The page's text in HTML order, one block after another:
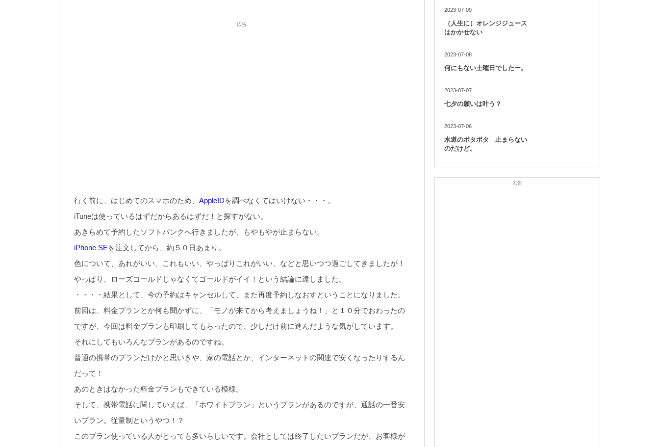
広告
行く前に、はじめてのスマホのため、 AppleIDを調べなくてはいけない・・・。
iTuneは使っているはずだからあるはずだ！と探すがない。
あきらめて予約したソフトバンクへ行きましたが、もやもやが止まらない。
iPhone SEを注文してから、約５０日あまり。
色について、あれがいい、これもいい、やっぱりこれがいい、などと思いつつ過ごしてきましたが！
やっぱり、ローズゴールドじゃなくてゴールドがイイ！という結論に達しました。
・・・・結果として、今の予約はキャンセルして、また再度予約しなおすということになりました。
前回は、料金プランとか何も聞かずに、「モノが来てから考えましょうね！」と１０分でおわったの
ですが、今回は料金プランも印刷してもらったので、少しだけ前に進んだような気がしています。
それにしてもいろんなプランがあるのですね。
普通の携帯のプランだけかと思いきや、家の電話とか、インターネットの関連で安くなったりするん
だって！
あのときはなかった料金プランもできている模様。
そして、携帯電話に関していえば、「ホワイトプラン」というプランがあるのですが、通話の一番安
いプラン。従量制というやつ！？
このプラン使っている人がとっても多いらしいです。会社としては終了したいプランだが、お客様が
2023-07-09
（人生に）オレンジジュース
はかかせない
2023-07-08
何にもない土曜日でしたー。
2023-07-07
七夕の願いは叶う？
2023-07-06
水道のポタポタ 止まらない
のだけど。
広告